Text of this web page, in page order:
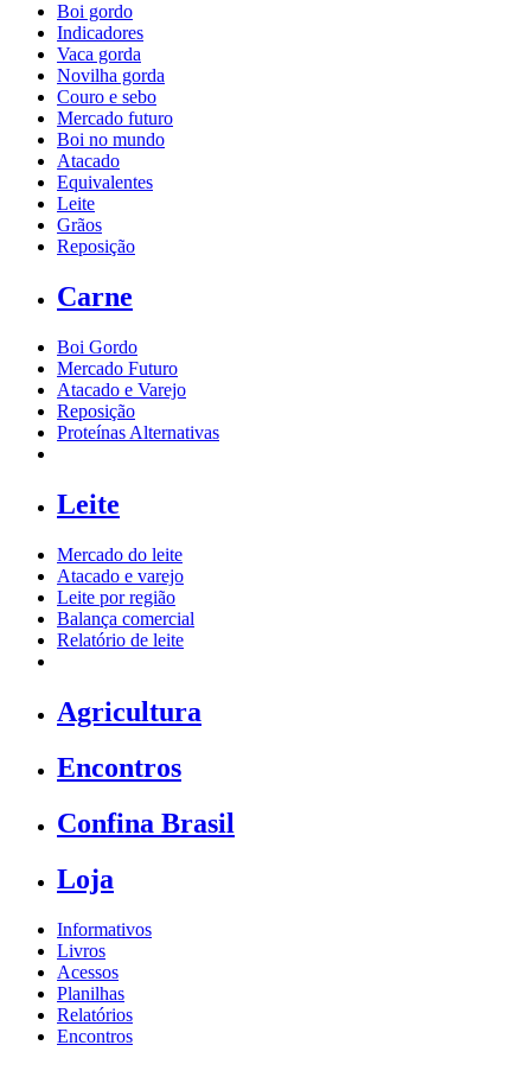
Boi gordo
Indicadores
Vaca gorda
Novilha gorda
Couro e sebo
Mercado futuro
Boi no mundo
Atacado
Equivalentes
Leite
Grãos
Reposição
Carne
Boi Gordo
Mercado Futuro
Atacado e Varejo
Reposição
Proteínas Alternativas
Leite
Mercado do leite
Atacado e varejo
Leite por região
Balança comercial
Relatório de leite
Agricultura
Encontros
Confina Brasil
Loja
Informativos
Livros
Acessos
Planilhas
Relatórios
Encontros